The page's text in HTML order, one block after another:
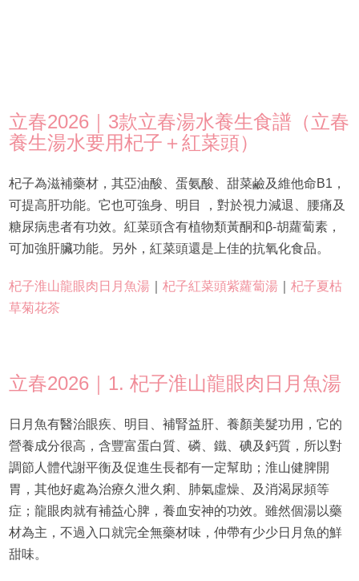
立春2026｜3款立春湯水養生食譜（立春
養生湯水要用杞子＋紅菜頭）
杞子為滋補藥材，其亞油酸、蛋氨酸、甜菜鹼及維他命B1，
可提高肝功能。它也可強身、明目 ，對於視力減退、腰痛及
糖尿病患者有功效。紅菜頭含有植物類黃酮和β-胡蘿蔔素，
可加強肝臟功能。另外，紅菜頭還是上佳的抗氧化食品。
杞子淮山龍眼肉日月魚湯｜ 杞子紅菜頭紫蘿蔔湯｜ 杞子夏枯
草菊花茶
立春2026｜1. 杞子淮山龍眼肉日月魚湯
日月魚有醫治眼疾、明目、補腎益肝、養顏美髮功用，它的
營養成分很高，含豐富蛋白質、磷、鐵、碘及鈣質，所以對
調節人體代謝平衡及促進生長都有一定幫助；淮山健脾開
胃，其他好處為治療久泄久痢、肺氣虛燥、及消渴尿頻等
症；龍眼肉就有補益心脾，養血安神的功效。雖然個湯以藥
材為主，不過入口就完全無藥材味，仲帶有少少日月魚的鮮
甜味。